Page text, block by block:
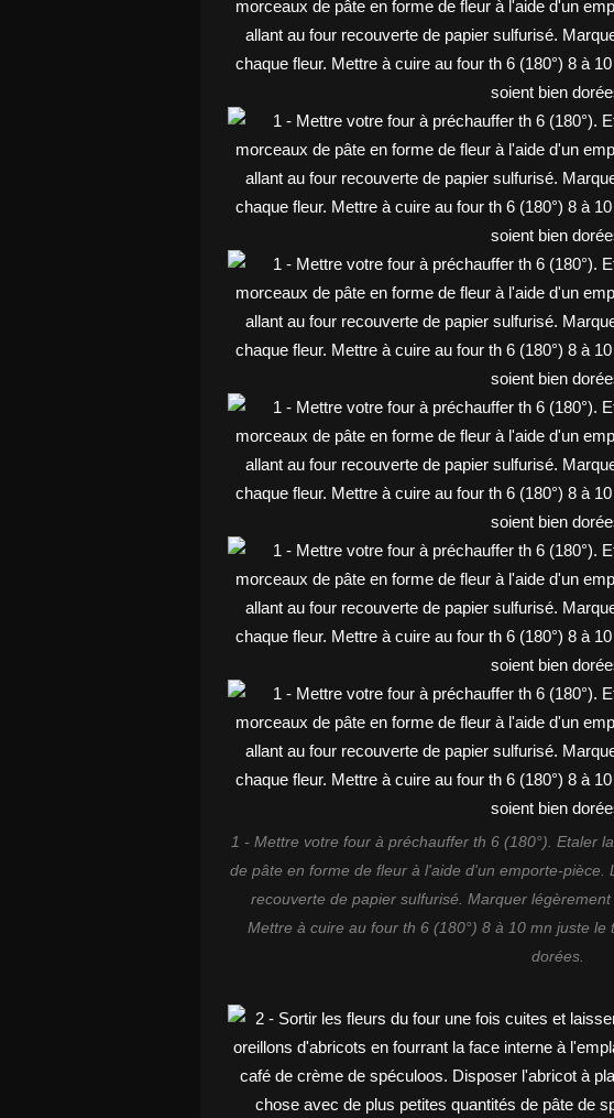
1 - Mettre votre four à préchauffer th 6 (180°). Etaler
de pâte en forme de fleur à l'aide d'un emporte-pièce.
recouverte de papier sulfurisé. Marquer
Mettre à cuire au four th 6 (180°) 8 à 10 mn juste
dorées.